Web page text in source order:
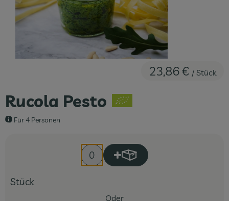
Fleisch & Fisch
Vorratskammer
Getränke
Drogerie
Rucola Pesto
Für 4 Personen
23,86 € / Stück
Anzahl Produkt zum Warenkorb
Stück
Oder